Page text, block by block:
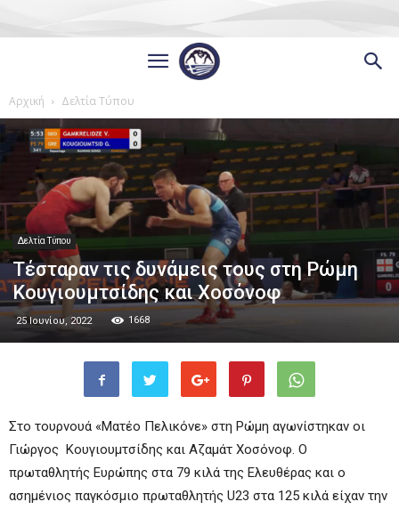
Αρχική Δελτία Τύπου
Δελτία Τύπου
Τέσταραν τις δυνάμεις τους στη Ρώμη
Κουγιουμτσίδης και Χοσόνοφ
25 Ιουνίου, 2022 1668
Στο τουρνουά «Ματέο Πελικόνε» στη Ρώμη αγωνίστηκαν οι
Γιώργος Κουγιουμτσίδης και Αζαμάτ Χοσόνοφ. Ο
πρωταθλητής Ευρώπης στα 79 κιλά της Ελευθέρας και ο
ασημένιος παγκόσμιο πρωταθλητής U23 στα 125 κιλά είχαν την